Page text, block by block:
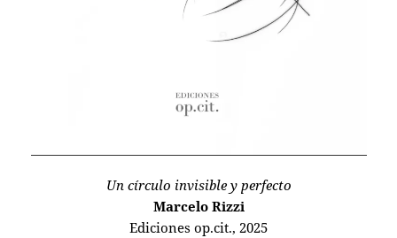
Un círculo invisible y perfecto
Marcelo Rizzi
Ediciones op.cit., 2025